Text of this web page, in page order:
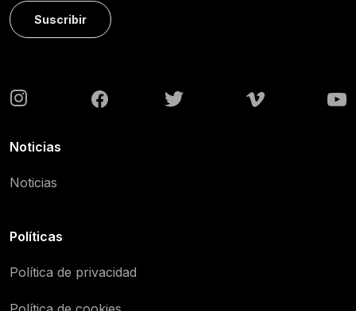
Suscribir
Noticias
Noticias
Políticas
Política de privacidad